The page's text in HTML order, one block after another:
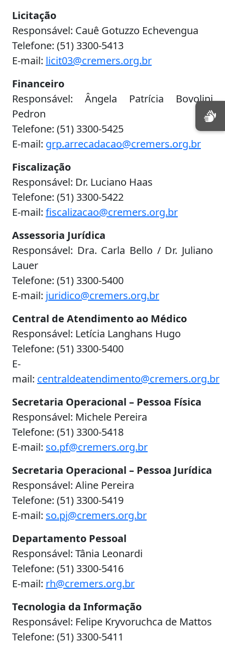
Licitação
Responsável: Cauê Gotuzzo Echevengua
Telefone: (51) 3300-5413
E-mail: licit03@cremers.org.br
Financeiro
Responsável: Ângela Patrícia Bovolini
Pedron
Telefone: (51) 3300-5425
E-mail: grp.arrecadacao@cremers.org.br
Fiscalização
Responsável: Dr. Luciano Haas
Telefone: (51) 3300-5422
E-mail: fiscalizacao@cremers.org.br
Assessoria Jurídica
Responsável: Dra. Carla Bello / Dr. Juliano
Lauer
Telefone: (51) 3300-5400
E-mail: juridico@cremers.org.br
Central de Atendimento ao Médico
Responsável: Letícia Langhans Hugo
Telefone: (51) 3300-5400
E-
mail: centraldeatendimento@cremers.org.br
Secretaria Operacional – Pessoa Física
Responsável: Michele Pereira
Telefone: (51) 3300-5418
E-mail: so.pf@cremers.org.br
Secretaria Operacional – Pessoa Jurídica
Responsável: Aline Pereira
Telefone: (51) 3300-5419
E-mail: so.pj@cremers.org.br
Departamento Pessoal
Responsável: Tânia Leonardi
Telefone: (51) 3300-5416
E-mail: rh@cremers.org.br
Tecnologia da Informação
Responsável: Felipe Kryvoruchca de Mattos
Telefone: (51) 3300-5411